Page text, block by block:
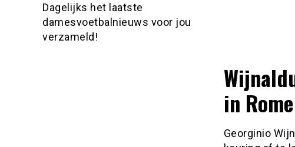
Dagelijks het laatste
damesvoetbalnieuws voor jou
verzameld!
in
Georginio